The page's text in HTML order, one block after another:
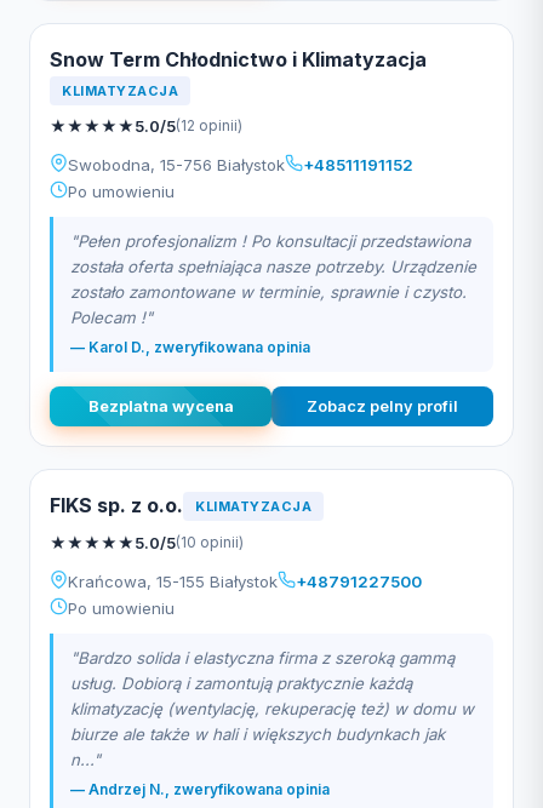
Snow Term Chłodnictwo i Klimatyzacja
KLIMATYZACJA
★★★★★5.0/5(12 opinii)
Swobodna, 15-756 Białystok
+48511191152
Po umowieniu
"Pełen profesjonalizm ! Po konsultacji przedstawiona
została oferta spełniająca nasze potrzeby. Urządzenie
zostało zamontowane w terminie, sprawnie i czysto.
Polecam !"
— Karol D., zweryfikowana opinia
Bezplatna wycena Zobacz pelny profil
FIKS sp. z o.o. KLIMATYZACJA
★★★★★5.0/5(10 opinii)
Krańcowa, 15-155 Białystok
+48791227500
Po umowieniu
"Bardzo solida i elastyczna firma z szeroką gammą
usług. Dobiorą i zamontują praktycznie każdą
klimatyzację (wentylację, rekuperację też) w domu w
biurze ale także w hali i większych budynkach jak
n..."
— Andrzej N., zweryfikowana opinia